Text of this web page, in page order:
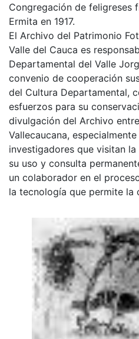
Congregación de feligreses
Ermita en 1917.
El Archivo del Patrimonio
Valle del Cauca es
Departamental del Valle
convenio de cooperación
del Cultura Departamental,
esfuerzos para su
divulgación del Archivo
Vallecaucana,
investigadores que visitan
su uso y consulta
un colaborador en el
la tecnología que permite la